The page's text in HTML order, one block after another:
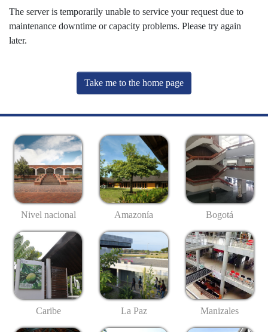
The server is temporarily unable to service your request due to
maintenance downtime or capacity problems. Please try again
later.
Take me to the home page
Nivel nacional Amazonía Bogotá
Caribe La Paz Manizales